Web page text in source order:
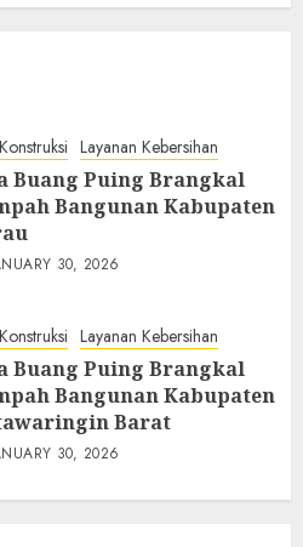
Layanan Kebersihan
Buang Puing Brangkal
Bangunan Kabupaten
30, 2026
Layanan Kebersihan
Buang Puing Brangkal
Bangunan Kabupaten
Barat
30, 2026